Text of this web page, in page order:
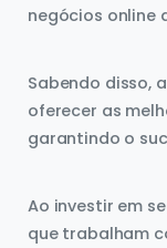
negócios online
Sabendo disso,
oferecer as
garantindo o
Ao investir em
que trabalham